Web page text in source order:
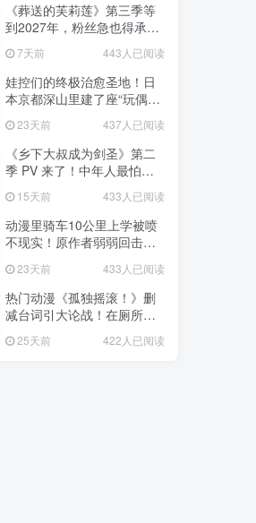
《葬送的芙莉莲》第三季等
到2027年，粉丝急也得承认
这次慢得有道理！
7天前 443人已阅读
娃控们的终极治愈圣地！日
本京都深山里建了座“玩偶神
社”，不仅能拍照还能给娃祈
福！23天前 437人已阅读
《乡下大叔成为剑圣》第二
季 PV 来了！中年人最怕的
不是变老，而是没人愿意再
相信你！
15天前 433人已阅读
动漫里骑车10公里上学被喷
不现实！原作者弱弱回击：
常通勤！
23天前 433人已阅读
热门动漫《孤独摇滚！》删
减台词引大论战！在厕所吃
现充！
25天前 422人已阅读